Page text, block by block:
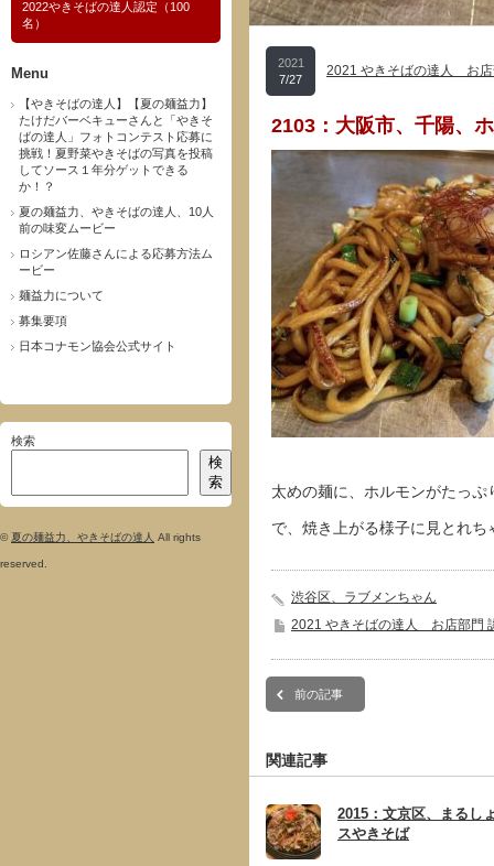
2022やきそばの達人認定（100
名）
Menu
【やきそばの達人】【夏の麺益力】
たけだバーベキューさんと「やきそ
ばの達人」フォトコンテスト応募に
挑戦！夏野菜やきそばの写真を投稿
してソース１年分ゲットできる
か！？
夏の麺益力、やきそばの達人、10人
前の味変ムービー
ロシアン佐藤さんによる応募方法ム
ービー
麺益力について
募集要項
日本コナモン協会公式サイト
検索
検
索
©夏の麺益力、やきそばの達人 All rights
reserved.
2021
7/27
2021 やきそばの達人 お店
2103：大阪市、千陽、
太めの麺に、ホルモンがたっ
で、焼き上がる様子に見とれ
渋谷区、ラブメンちゃん
2021 やきそばの達人 お店部門
前の記事
関連記事
2015：文京区、まるし
スやきそば